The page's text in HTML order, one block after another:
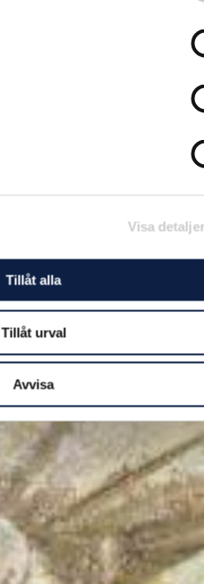
Visa
Tillåt alla
Tillåt urval
Avvisa